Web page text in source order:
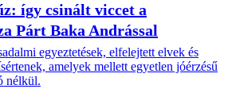
így csinált viccet a
Párt Baka Andrással
egyeztetések, elfelejtett elvek és
amelyek mellett egyetlen jóérzésű
nélkül.